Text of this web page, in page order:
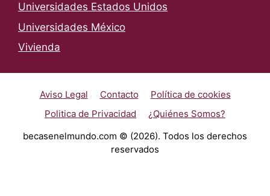
Universidades Estados Unidos
Universidades México
Vivienda
Aviso Legal Contacto
Política de cookies
Politica de Privacidad
¿Quiénes Somos?
becasenelmundo.com © (2026). Todos los derechos
reservados